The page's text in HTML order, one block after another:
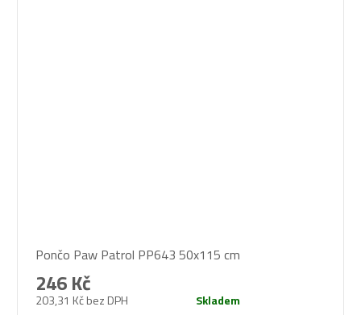
Pončo Paw Patrol PP643 50x115 cm
203,31 Kč bez DPH
246 Kč
Skladem